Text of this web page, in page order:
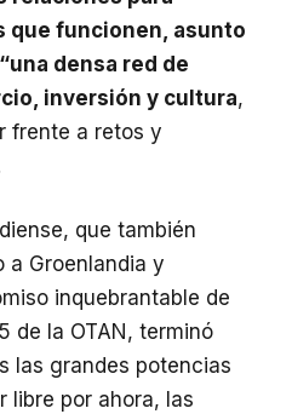
que funcionen, asunto
densa red de
inversión y cultura,
frente a retos y
que también
a Groenlandia y
inquebrantable de
de la OTAN, terminó
las grandes potencias
libre por ahora, las